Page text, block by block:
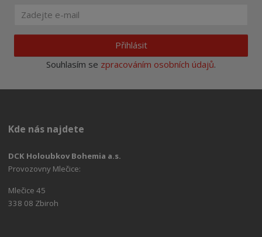
Přihlásit
Souhlasím se zpracováním osobních údajů.
Kde nás najdete
DCK Holoubkov Bohemia a.s.
Provozovny Mlečice:
Mlečice 45
338 08 Zbiroh